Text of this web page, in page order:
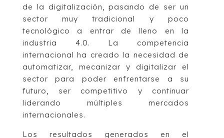
de la digitalización, pasando de ser un
sector muy tradicional y poco
tecnológico a entrar de lleno en la
industria 4.0. La competencia
internacional ha creado la necesidad de
automatizar, mecanizar y digitalizar el
sector para poder enfrentarse a su
futuro, ser competitivo y continuar
liderando múltiples mercados
internacionales.
Los resultados generados en el